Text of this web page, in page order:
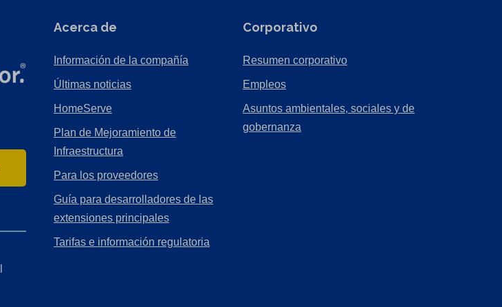
Acerca de
Información de la compañía
Últimas noticias
HomeServe
Plan de Mejoramiento de
Infraestructura
Para los proveedores
Guía para desarrolladores de las
extensiones principales
Tarifas e información regulatoria
Corporativo
Resumen corporativo(Opens
new
Empleos(Opens
Asuntos ambientales, sociales y de
gobernanza